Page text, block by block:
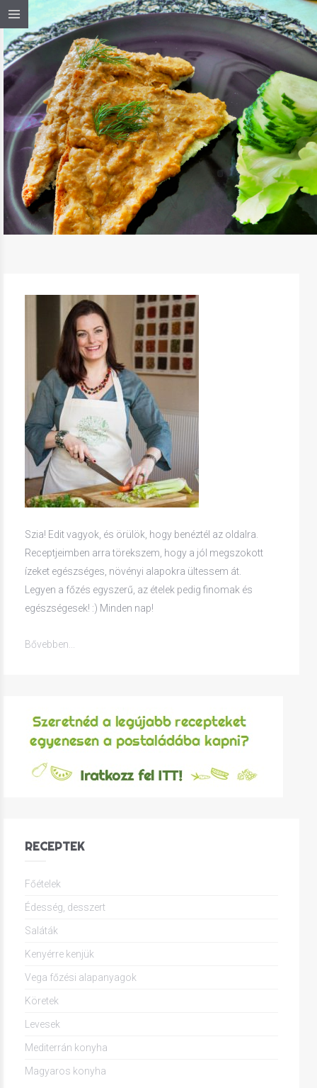
PECSENYÉS LENCSEKRÉM
(VEGETÁRIÁNUS)
Szia! Edit vagyok, és örülök, hogy benéztél az oldalra.
Receptjeimben arra törekszem, hogy a jól megszokott
ízeket egészséges, növényi alapokra ültessem át.
Legyen a főzés egyszerű, az ételek pedig finomak és
egészségesek! :) Minden nap!
Bővebben...
RECEPTEK
Főételek
Édesség, desszert
Saláták
Kenyérre kenjük
Vega főzési alapanyagok
Köretek
Levesek
Mediterrán konyha
Magyaros konyha